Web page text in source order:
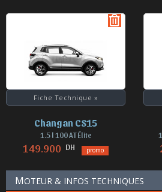
Retirer
Fiche Technique »
Changan CS15
1.5 l 100 AT Élite
149.900 DH promo
MOTEUR & INFOS TECHNIQUES